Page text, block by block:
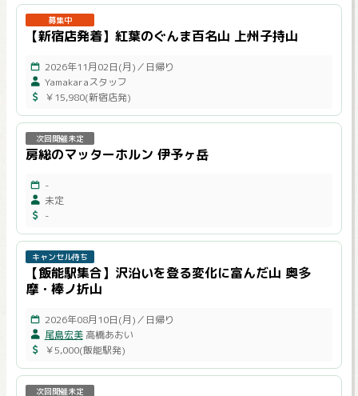
募集中
【新宿店発着】紅葉のぐんま百名山 上州子持山
2026年11月02日(月)／日帰り
Yamakaraスタッフ
￥15,980(新宿店発)
次回開催未定
房総のマッターホルン 伊予ヶ岳
-
未定
-
キャンセル待ち
【飯能駅集合】沢沿いを登る変化に富んだ山 奥多
摩・棒ノ折山
2026年08月10日(月)／日帰り
尾島宏美高橋あおい
￥5,000(飯能駅発)
次回開催未定